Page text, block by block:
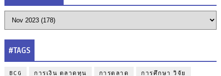
#TAGS
BCG การเงิน ตลาดทุน การตลาด การศึกษา วิจัย